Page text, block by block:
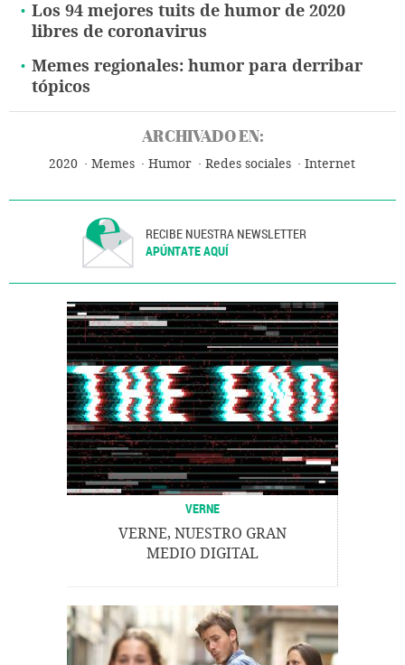
Los 94 mejores tuits de humor de 2020
libres de coronavirus
Memes regionales: humor para derribar
tópicos
ARCHIVADO EN:
2020 Memes Humor Redes sociales Internet
RECIBE NUESTRA NEWSLETTER
APÚNTATE AQUÍ
VERNE
VERNE, NUESTRO GRAN
MEDIO DIGITAL